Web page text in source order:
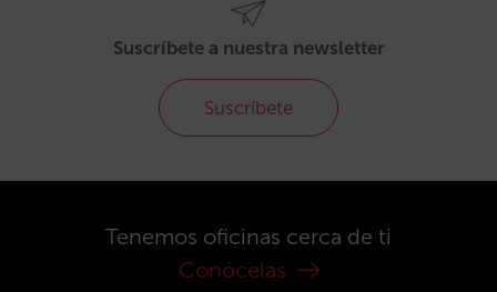
Suscríbete a nuestra newsletter
Suscríbete
Tenemos oficinas cerca de ti
Conócelas